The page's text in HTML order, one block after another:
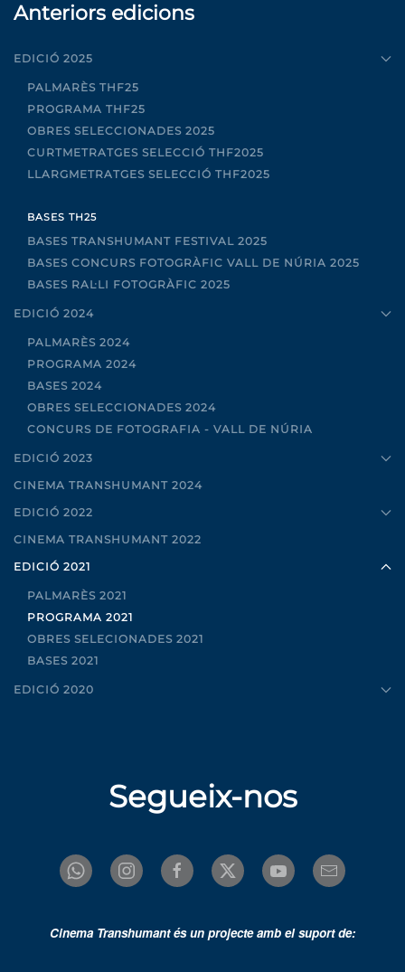
Anteriors edicions
EDICIÓ 2025
PALMARÈS THF25
PROGRAMA THF25
OBRES SELECCIONADES 2025
CURTMETRATGES SELECCIÓ THF2025
LLARGMETRATGES SELECCIÓ THF2025
BASES TH25
BASES TRANSHUMANT FESTIVAL 2025
BASES CONCURS FOTOGRÀFIC VALL DE NÚRIA 2025
BASES RAL·LI FOTOGRÀFIC 2025
EDICIÓ 2024
PALMARÈS 2024
PROGRAMA 2024
BASES 2024
OBRES SELECCIONADES 2024
CONCURS DE FOTOGRAFIA - VALL DE NÚRIA
EDICIÓ 2023
CINEMA TRANSHUMANT 2024
EDICIÓ 2022
CINEMA TRANSHUMANT 2022
EDICIÓ 2021
PALMARÈS 2021
PROGRAMA 2021
OBRES SELECIONADES 2021
BASES 2021
EDICIÓ 2020
Segueix-nos
Cinema Transhumant és un projecte amb el suport de: